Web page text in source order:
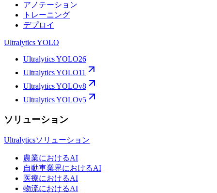
アノテーション
トレーニング
デプロイ
Ultralytics YOLO
Ultralytics YOLO26
Ultralytics YOLO11
Ultralytics YOLOv8
Ultralytics YOLOv5
ソリューション
Ultralyticsソリューション
農業におけるAI
自動車業界におけるAI
医療におけるAI
物流におけるAI